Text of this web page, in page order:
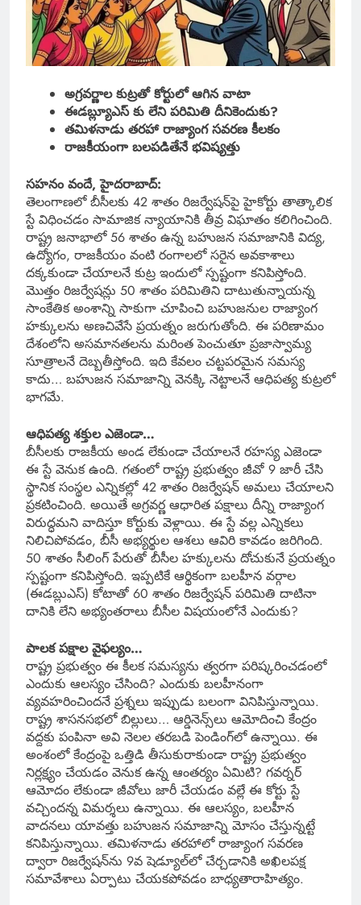
అగ్రవర్ణాల కుట్రతో కోర్టులో ఆగిన వాటా
ఈడబ్ల్యూఎస్ కు లేని పరిమితి దీనికెందుకు?
తమిళనాడు తరహా రాజ్యాంగ సవరణ కీలకం
రాజకీయంగా బలపడితేనే భవిష్యత్తు
సహనం వందే, హైదరాబాద్:
తెలంగాణలో బీసీలకు 42 శాతం రిజర్వేషన్‌పై హైకోర్టు తాత్కాలిక
స్టే విధించడం సామాజిక న్యాయానికి తీవ్ర విఘాతం కలిగించింది.
రాష్ట్ర జనాభాలో 56 శాతం ఉన్న బహుజన సమాజానికి విద్య,
ఉద్యోగం, రాజకీయం వంటి రంగాలలో సరైన అవకాశాలు
దక్కకుండా చేయాలనే కుట్ర ఇందులో స్పష్టంగా కనిపిస్తోంది.
మొత్తం రిజర్వేషన్లు 50 శాతం పరిమితిని దాటుతున్నాయన్న
సాంకేతిక అంశాన్ని సాకుగా చూపించి బహుజనుల రాజ్యాంగ
హక్కులను అణచివేసే ప్రయత్నం జరుగుతోంది. ఈ పరిణామం
దేశంలోని అసమానతలను మరింత పెంచుతూ ప్రజాస్వామ్య
సూత్రాలనే దెబ్బతీస్తోంది. ఇది కేవలం చట్టపరమైన సమస్య
కాదు… బహుజన సమాజాన్ని వెనక్కి నెట్టాలనే ఆధిపత్య కుట్రలో
భాగమే.
ఆధిపత్య శక్తుల ఎజెండా…
బీసీలకు రాజకీయ అండ లేకుండా చేయాలనే రహస్య ఎజెండా
ఈ స్టే వెనుక ఉంది. గతంలో రాష్ట్ర ప్రభుత్వం జీవో 9 జారీ చేసి
స్థానిక సంస్థల ఎన్నికల్లో 42 శాతం రిజర్వేషన్ అమలు చేయాలని
ప్రకటించింది. అయితే అగ్రవర్ణ ఆధారిత పక్షాలు దీన్ని రాజ్యాంగ
విరుద్ధమని వాదిస్తూ కోర్టుకు వెళ్లాయి. ఈ స్టే వల్ల ఎన్నికలు
నిలిచిపోవడం, బీసీ అభ్యర్థుల ఆశలు ఆవిరి కావడం జరిగింది.
50 శాతం సీలింగ్‌ పేరుతో బీసీల హక్కులను దోచుకునే ప్రయత్నం
స్పష్టంగా కనిపిస్తోంది. ఇప్పటికే ఆర్థికంగా బలహీన వర్గాల
(ఈడబ్లుఎస్) కోటాతో 60 శాతం రిజర్వేషన్‌ పరిమితి దాటినా
దానికి లేని అభ్యంతరాలు బీసీల విషయంలోనే ఎందుకు?
పాలక పక్షాల వైఫల్యం…
రాష్ట్ర ప్రభుత్వం ఈ కీలక సమస్యను త్వరగా పరిష్కరించడంలో
ఎందుకు ఆలస్యం చేసింది? ఎందుకు బలహీనంగా
వ్యవహరించిందనే ప్రశ్నలు ఇప్పుడు బలంగా వినిపిస్తున్నాయి.
రాష్ట్ర శాసనసభలో బిల్లులు… ఆర్డినెన్స్‌లు ఆమోదించి కేంద్రం
వద్దకు పంపినా అవి నెలల తరబడి పెండింగ్‌లో ఉన్నాయి. ఈ
అంశంలో కేంద్రంపై ఒత్తిడి తీసుకురాకుండా రాష్ట్ర ప్రభుత్వం
నిర్లక్ష్యం చేయడం వెనుక ఉన్న ఆంతర్యం ఏమిటి? గవర్నర్
ఆమోదం లేకుండా జీవోలు జారీ చేయడం వల్లే ఈ కోర్టు స్టే
వచ్చిందన్న విమర్శలు ఉన్నాయి. ఈ ఆలస్యం, బలహీన
వాదనలు యావత్తు బహుజన సమాజాన్ని మోసం చేస్తున్నట్టే
కనిపిస్తున్నాయి. తమిళనాడు తరహాలో రాజ్యాంగ సవరణ
ద్వారా రిజర్వేషన్‌ను 9వ షెడ్యూల్‌లో చేర్చడానికి అఖిలపక్ష
సమావేశాలు ఏర్పాటు చేయకపోవడం బాధ్యతారాహిత్యం.